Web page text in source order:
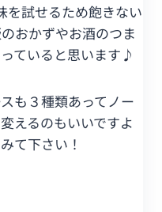
を試せるため飽きない
おかずやお酒のつま
ていると思います♪
も３種類あってノー
えるのもいいですよ
て下さい！